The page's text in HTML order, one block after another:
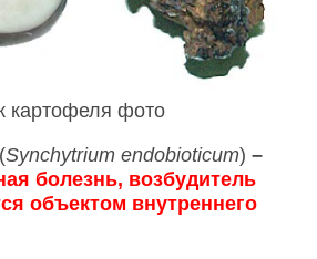
картофеля фото
(Synchytrium endobioticum) –
болезнь, возбудитель
объектом внутреннего